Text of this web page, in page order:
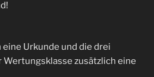
Urkunde und die drei
zusätzlich eine